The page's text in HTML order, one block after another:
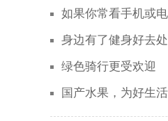
如果你常看手机或
身边有了健身好去处
绿色骑行更受欢迎
国产水果，为好生